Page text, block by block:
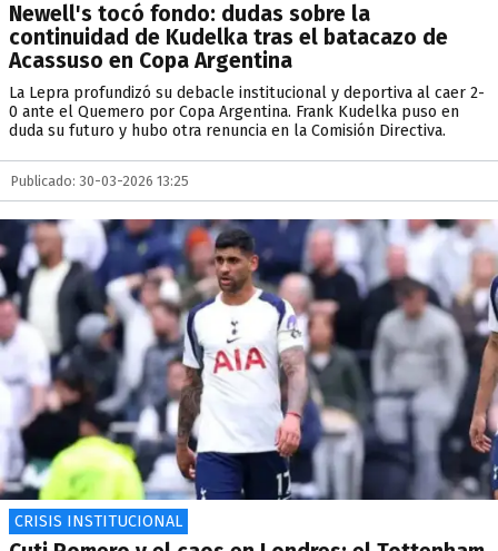
Newell's tocó fondo: dudas sobre la
continuidad de Kudelka tras el batacazo de
Acassuso en Copa Argentina
La Lepra profundizó su debacle institucional y deportiva al caer 2-
0 ante el Quemero por Copa Argentina. Frank Kudelka puso en
duda su futuro y hubo otra renuncia en la Comisión Directiva.
Publicado: 30-03-2026 13:25
CRISIS INSTITUCIONAL